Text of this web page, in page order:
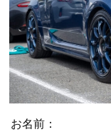
お名前：